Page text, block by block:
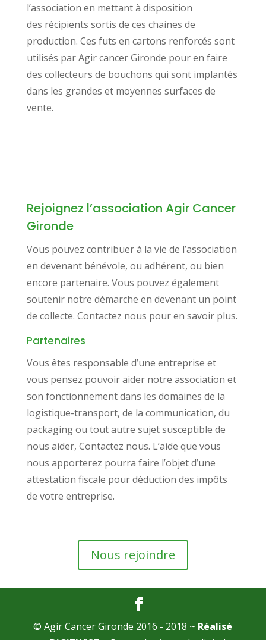
l’association en mettant à disposition
des récipients sortis de ces chaines de
production. Ces futs en cartons renforcés sont
utilisés par Agir cancer Gironde pour en faire
des collecteurs de bouchons qui sont implantés
dans les grandes et moyennes surfaces de
vente.
Rejoignez l’association Agir Cancer
Gironde
Vous pouvez contribuer à la vie de l’association
en devenant bénévole, ou adhérent, ou bien
encore partenaire. Vous pouvez également
soutenir notre démarche en devenant un point
de collecte. Contactez nous pour en savoir plus.
Partenaires
Vous êtes responsable d’une entreprise et
vous pensez pouvoir aider notre association et
son fonctionnement dans les domaines de la
logistique-transport, de la communication, du
packaging ou tout autre sujet susceptible de
nous aider, Contactez nous. L’aide que vous
nous apporterez pourra faire l’objet d’une
attestation fiscale pour déduction des impôts
de votre entreprise.
Nous rejoindre
© Agir Cancer Gironde 2016 - 2018 ~ Réalisé